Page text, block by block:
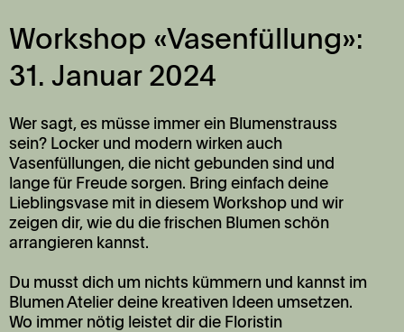
Workshop «Vasenfüllung»:
31. Januar 2024
Wer sagt, es müsse immer ein Blumenstrauss
sein? Locker und modern wirken auch
Vasenfüllungen, die nicht gebunden sind und
lange für Freude sorgen. Bring einfach deine
Lieblingsvase mit in diesem Workshop und wir
zeigen dir, wie du die frischen Blumen schön
arrangieren kannst.
Du musst dich um nichts kümmern und kannst im
Blumen Atelier deine kreativen Ideen umsetzen.
Wo immer nötig leistet dir die Floristin